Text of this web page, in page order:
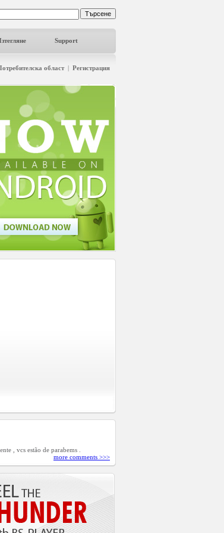
Support
област| Регистрация
, vcs estão de parabems .
more comments >>>